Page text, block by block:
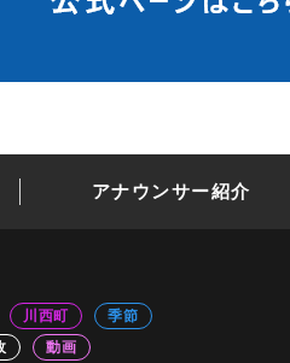
アナウンサー紹介
川西町
季節
動画